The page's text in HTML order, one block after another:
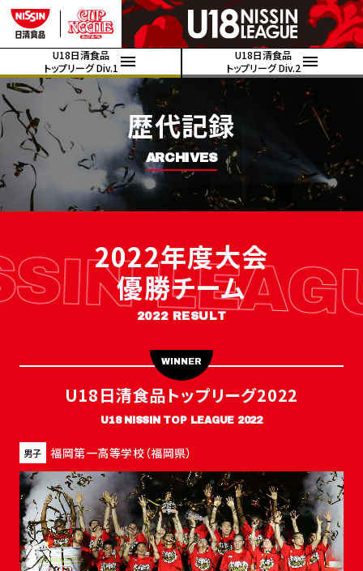
U18日清食品
トップリーグ Div.1
U18日清食品
トップリーグ Div.2
歴代記録
ARCHIVES
2022年度大会
優勝チーム
2022 RESULT
WINNER
U18日清食品トップリーグ2022
U18 NISSIN TOP LEAGUE 2022
男子 福岡第一高等学校（福岡県）